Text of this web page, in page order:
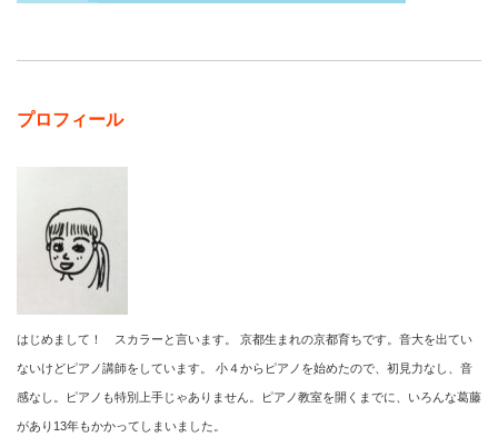
プロフィール
はじめまして！ スカラーと言います。 京都生まれの京都育ちです。音大を出てい
ないけどピアノ講師をしています。 小４からピアノを始めたので、初見力なし、音
感なし。ピアノも特別上手じゃありません。ピアノ教室を開くまでに、いろんな葛藤
があり13年もかかってしまいました。